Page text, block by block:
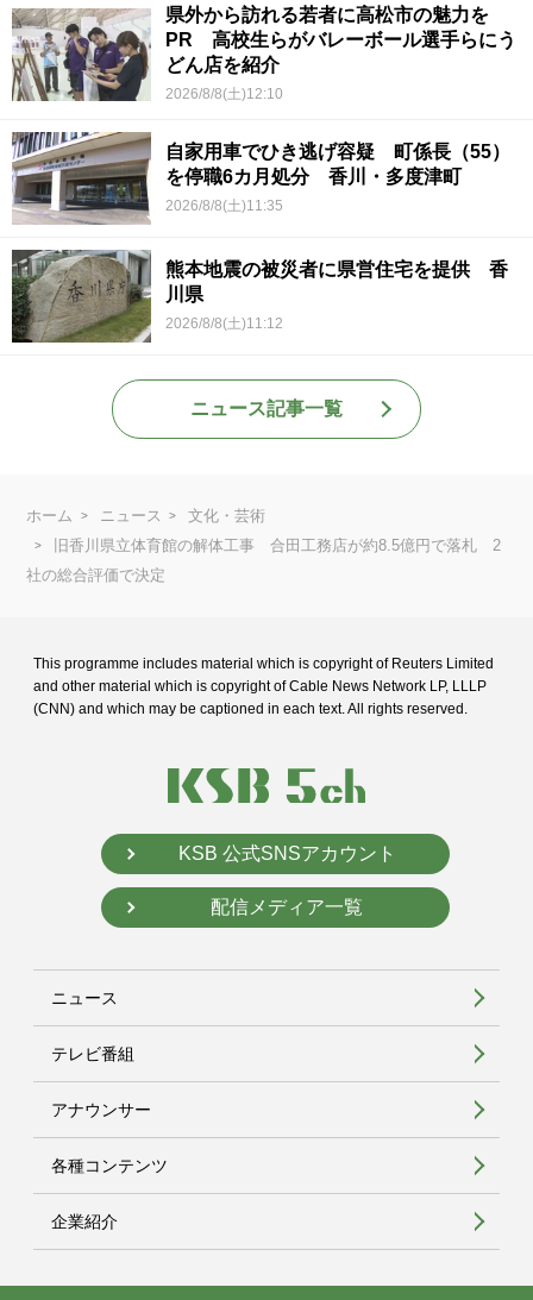
県外から訪れる若者に高松市の魅力を
PR 高校生らがバレーボール選手らにう
どん店を紹介
2026/8/8(土)12:10
自家用車でひき逃げ容疑 町係長（55）
を停職6カ月処分 香川・多度津町
2026/8/8(土)11:35
熊本地震の被災者に県営住宅を提供 香
川県
2026/8/8(土)11:12
ニュース記事一覧
ホーム ニュース
文化・芸術
旧香川県立体育館の解体工事 合田工務店が約8.5億円で落札 2
社の総合評価で決定
This programme includes material which is copyright of Reuters Limited
and other material which is copyright of Cable News Network LP, LLLP
(CNN) and which may be captioned in each text. All rights reserved.
KSB 公式SNSアカウント
配信メディア一覧
ニュース
テレビ番組
アナウンサー
各種コンテンツ
企業紹介